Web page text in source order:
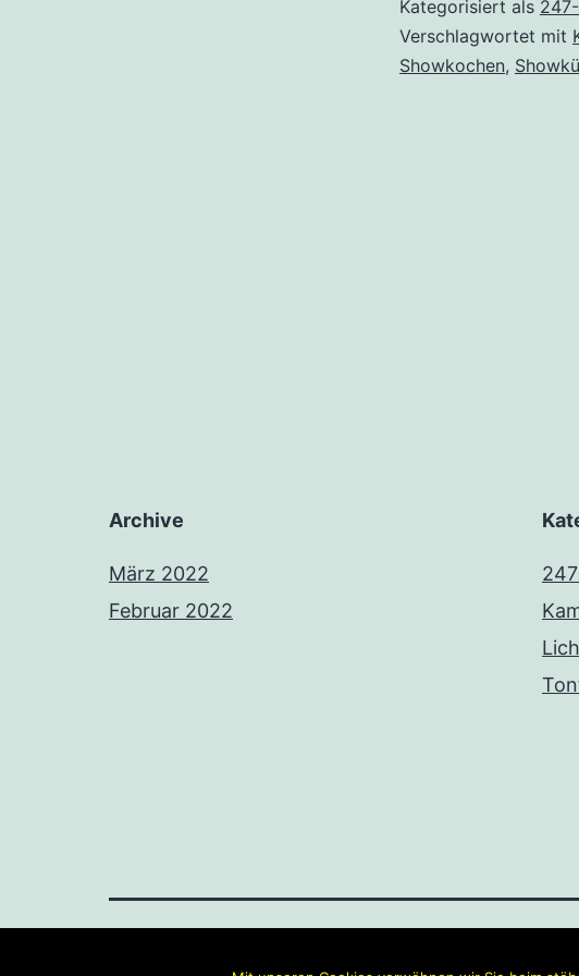
Kategorisiert als
Verschlagwortet mit
Showkochen,
Archive
März 2022
Februar 2022